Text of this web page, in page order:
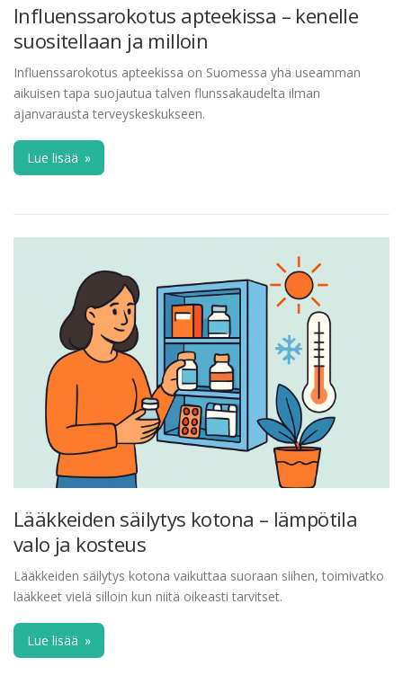
Influenssarokotus apteekissa – kenelle
suositellaan ja milloin
Influenssarokotus apteekissa on Suomessa yhä useamman
aikuisen tapa suojautua talven flunssakaudelta ilman
ajanvarausta terveyskeskukseen.
Lue lisää »
Lääkkeiden säilytys kotona – lämpötila
valo ja kosteus
Lääkkeiden säilytys kotona vaikuttaa suoraan siihen, toimivatko
lääkkeet vielä silloin kun niitä oikeasti tarvitset.
Lue lisää »